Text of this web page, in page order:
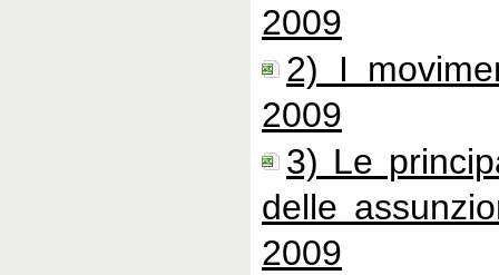
2009
2) I
2009
3) Le
delle
2009